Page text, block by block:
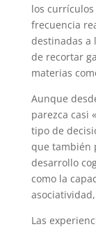
los
frecuencia
destinadas a
de recortar
materias
Aunque
parezca casi
tipo de
que también
desarrollo
como la
Las